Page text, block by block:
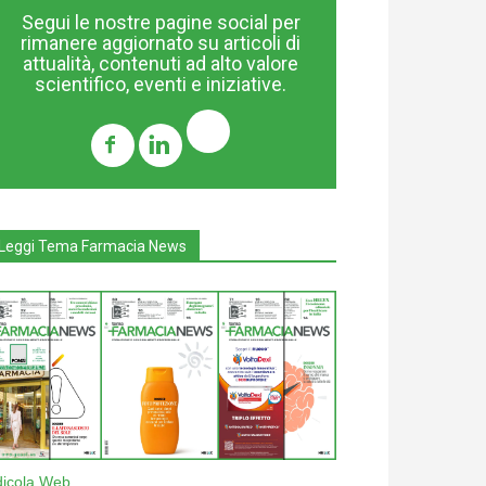
Segui le nostre pagine social per
rimanere aggiornato su articoli di
attualità, contenuti ad alto valore
scientifico, eventi e iniziative.
Tema Farmacia News
Web